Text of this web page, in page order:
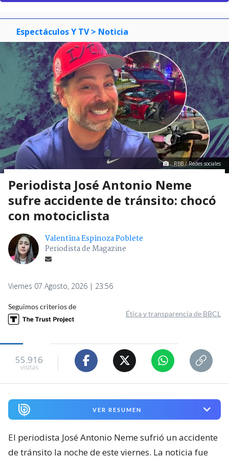
Espectáculos Y TV > Noticia
RBB / Redes sociales
Periodista José Antonio Neme
sufre accidente de tránsito: chocó
con motociclista
Valentina Espinoza Poblete
Periodista de Magazine
Viernes 07 Agosto, 2026 | 23:56
Seguimos criterios de
Ética y transparencia de BBCL
55.916
visitas
VER RESUMEN
El periodista José Antonio Neme sufrió un accidente
de tránsito la noche de este viernes. La noticia fue